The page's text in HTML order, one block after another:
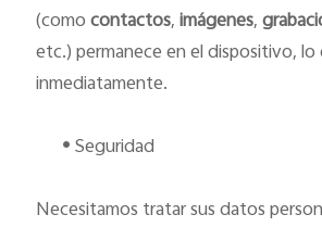
(comocontactos,imágenes,
etc.) permanece en el dispositivo, lo
inmediatamente.
• Seguridad
Necesitamos tratar sus datos